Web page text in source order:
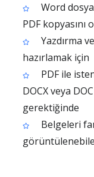
Word
PDF
Yazdırma
hazırlamak için
PDF ile
DOCX veya
gerektiğinde
Belgeleri